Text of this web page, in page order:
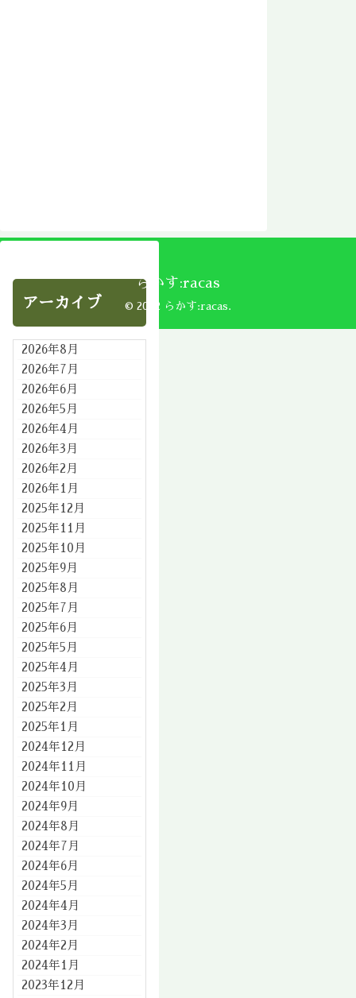
アーカイブ
2026年8月
2026年7月
2026年6月
2026年5月
2026年4月
2026年3月
2026年2月
2026年1月
2025年12月
2025年11月
2025年10月
2025年9月
2025年8月
2025年7月
2025年6月
2025年5月
2025年4月
2025年3月
2025年2月
2025年1月
2024年12月
2024年11月
2024年10月
2024年9月
2024年8月
2024年7月
2024年6月
2024年5月
2024年4月
2024年3月
2024年2月
2024年1月
2023年12月
らかす:racas
© 2002 らかす:racas.